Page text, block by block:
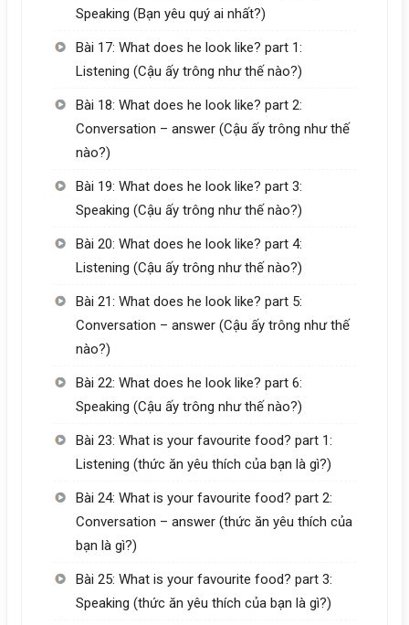
Speaking (Bạn yêu quý ai nhất?)
Bài 17: What does he look like? part 1:
Listening (Cậu ấy trông như thế nào?)
Bài 18: What does he look like? part 2:
Conversation – answer (Cậu ấy trông như thế
nào?)
Bài 19: What does he look like? part 3:
Speaking (Cậu ấy trông như thế nào?)
Bài 20: What does he look like? part 4:
Listening (Cậu ấy trông như thế nào?)
Bài 21: What does he look like? part 5:
Conversation – answer (Cậu ấy trông như thế
nào?)
Bài 22: What does he look like? part 6:
Speaking (Cậu ấy trông như thế nào?)
Bài 23: What is your favourite food? part 1:
Listening (thức ăn yêu thích của bạn là gì?)
Bài 24: What is your favourite food? part 2:
Conversation – answer (thức ăn yêu thích của
bạn là gì?)
Bài 25: What is your favourite food? part 3:
Speaking (thức ăn yêu thích của bạn là gì?)